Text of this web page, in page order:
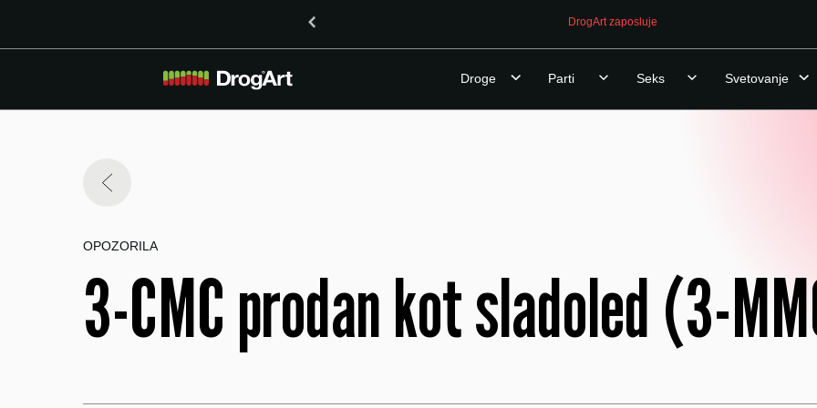
DrogArt zaposluje
Droge Parti Seks Svetovanje
OPOZORILA
3-CMC prodan kot sladoled (3-